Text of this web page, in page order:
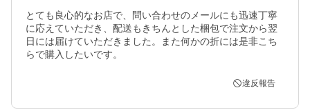
とても良心的なお店で、問い合わせのメールにも迅速丁寧
に応えていただき、配送もきちんとした梱包で注文から翌
日には届けていただきました。また何かの折には是非こち
らで購入したいです。
違反報告